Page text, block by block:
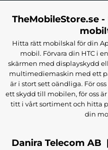
TheMobileStore.se
Hitta rätt mobilskal för din
mobil. Förvara din HTC i
skärmen med displayskydd
multimediemaskin med ett
är i stort sett oändliga. För
ett skydd till mobilen, för oss
titt i vårt sortiment och hitta
din
Danira Telecom AB